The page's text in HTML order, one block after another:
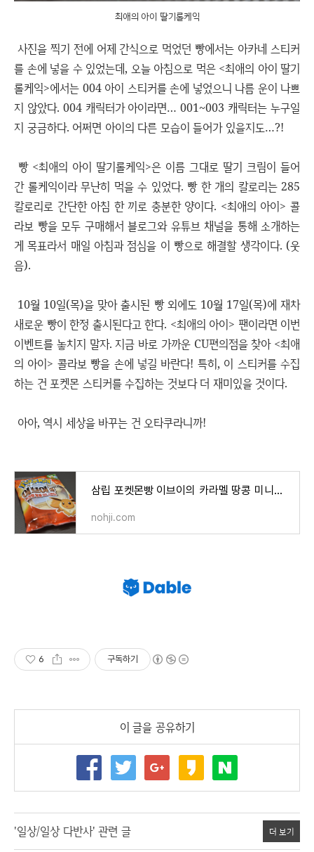
최애의 아이 딸기롤케익
사진을 찍기 전에 어제 간식으로 먹었던 빵에서는 아카네 스티커
를 손에 넣을 수 있었는데, 오늘 아침으로 먹은 <최애의 아이 딸기
롤케익>에서는 004 아이 스티커를 손에 넣었으니 나름 운이 나쁘
지 않았다. 004 캐릭터가 아이라면… 001~003 캐릭터는 누구일
지 궁금하다. 어쩌면 아이의 다른 모습이 들어가 있을지도…?!
빵 <최애의 아이 딸기롤케익>은 이름 그대로 딸기 크림이 들어
간 롤케익이라 무난히 먹을 수 있었다. 빵 한 개의 칼로리는 285
칼로리로 간단한 아침 한 끼로 충분한 양이다. <최애의 아이> 콜
라보 빵을 모두 구매해서 블로그와 유튜브 채널을 통해 소개하는
게 목표라서 매일 아침과 점심을 이 빵으로 해결할 생각이다. (웃
음).
10월 10일(목)을 맞아 출시된 빵 외에도 10월 17일(목)에 재차
새로운 빵이 한정 출시된다고 한다. <최애의 아이> 팬이라면 이번
이벤트를 놓치지 말자. 지금 바로 가까운 CU편의점을 찾아 <최애
의 아이> 콜라보 빵을 손에 넣길 바란다! 특히, 이 스티커를 수집
하는 건 포켓몬 스티커를 수집하는 것보다 더 재미있을 것이다.
아아, 역시 세상을 바꾸는 건 오타쿠라니까!
삼립 포켓몬빵 이브이의 카라멜 땅콩 미니샌드 후기
nohji.com
6 구독하기
이 글을 공유하기
'일상/일상 다반사' 관련 글 더 보기